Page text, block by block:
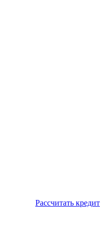
Рассчитать кредит